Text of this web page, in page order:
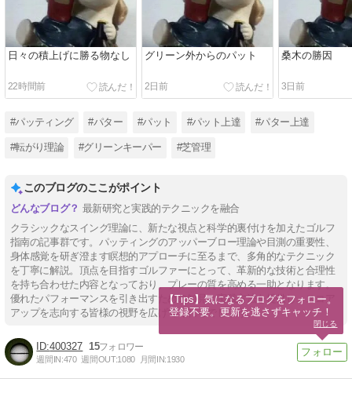
日々の積上げに勝る物なし
22時間前
グリーン外からのパット
2日前
桑木の勝因
3日前
#パッティング #パター #パット #パット上達 #パター上達
#転がり理論 #グリーンキーパー #芝管理
このブログのここがポイント
最新研究と実践的テクニックを融合
クラシックなスイング理論に、新たな視点と科学的裏付けを加えたゴルフ
指南の記事群です。パッティングのアッパーブロー理論や目測の重要性、
身体感覚を研ぎ澄ます瞑想的アプローチに至るまで、多角的なテクニック
を丁寧に解説。頂点を目指すゴルファーにとって、革新的な技術と合理性
を持ち合わせた内容となっており、プレーの質を高める一助となります。
優れたパフォーマンスを引き出すための知見と実践方法を提供し、スコア
アップを志向する皆様の視野を広げてくれるでしょう。
400327 15
週間IN:470 週間OUT:1080 月間IN:1930
【Tips】気になるブログをフォロー。
登録不要。更新を逃さずキャッチ！
閉じる